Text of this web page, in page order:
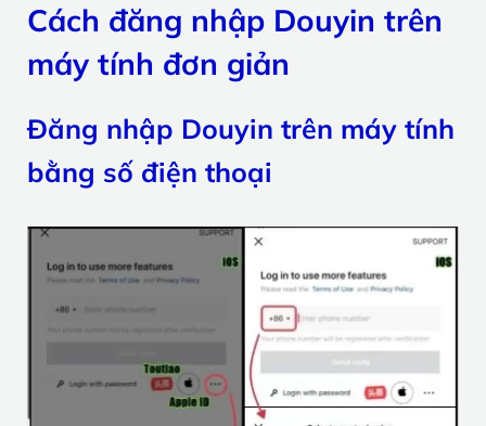
Cách đăng nhập Douyin trên
máy tính đơn giản
Đăng nhập Douyin trên máy tính
bằng số điện thoại